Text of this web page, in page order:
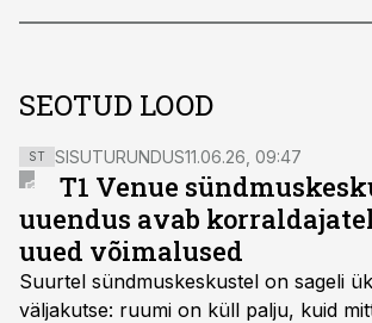
SEOTUD LOOD
ST SISUTURUNDUS11.06.26, 09:47
T1 Venue
uuendus avab
uued võimalused
Suurtel sündmuskeskustel on sageli
väljakutse: ruumi on küll palju, kuid